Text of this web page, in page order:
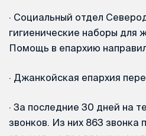
· Социальный отдел
гигиенические наборы для
Помощь в епархию
· Джанкойская епархия
· За последние 30 дней на
звонков. Из них 863